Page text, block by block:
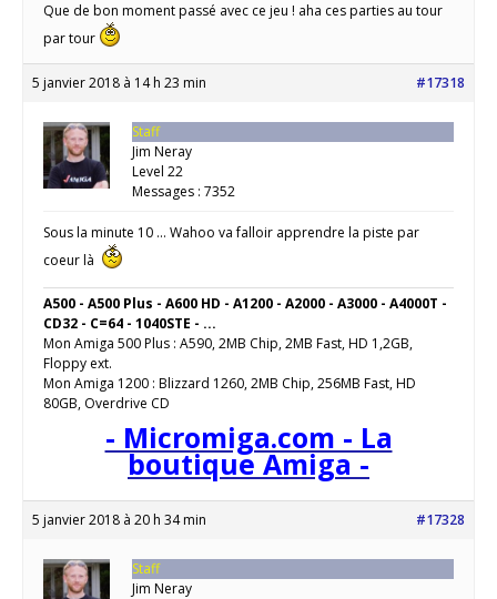
Que de bon moment passé avec ce jeu ! aha ces parties au tour
par tour
5 janvier 2018 à 14 h 23 min #17318
Staff
Jim Neray
Level 22
Messages : 7352
Sous la minute 10 … Wahoo va falloir apprendre la piste par
coeur là
A500 - A500 Plus - A600 HD - A1200 - A2000 - A3000 - A4000T -
CD32 - C=64 - 1040STE - ...
Mon Amiga 500 Plus : A590, 2MB Chip, 2MB Fast, HD 1,2GB,
Floppy ext.
Mon Amiga 1200 : Blizzard 1260, 2MB Chip, 256MB Fast, HD
80GB, Overdrive CD
- Micromiga.com - La
boutique Amiga -
5 janvier 2018 à 20 h 34 min #17328
Staff
Jim Neray